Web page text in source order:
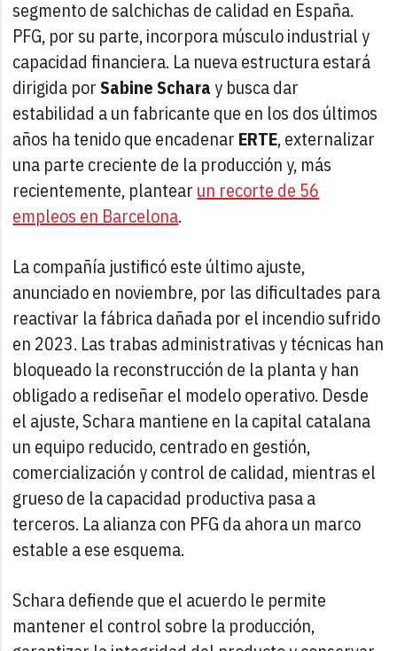
segmento de salchichas de calidad en España.
PFG, por su parte, incorpora músculo industrial y
capacidad financiera. La nueva estructura estará
dirigida porSabine Scharay busca dar
estabilidad a un fabricante que en los dos últimos
años ha tenido que encadenar ERTE, externalizar
una parte creciente de la producción y, más
recientemente, plantear un recorte de 56
empleos en Barcelona.
La compañía justificó este último ajuste,
anunciado en noviembre, por las dificultades para
reactivar la fábrica dañada por el incendio sufrido
en 2023. Las trabas administrativas y técnicas han
bloqueado la reconstrucción de la planta y han
obligado a rediseñar el modelo operativo. Desde
el ajuste, Schara mantiene en la capital catalana
un equipo reducido, centrado en gestión,
comercialización y control de calidad, mientras el
grueso de la capacidad productiva pasa a
terceros. La alianza con PFG da ahora un marco
estable a ese esquema.
Schara defiende que el acuerdo le permite
mantener el control sobre la producción,